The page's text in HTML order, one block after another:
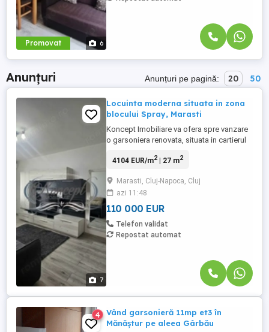
Promovat 6
Anunțuri Anunțuri pe pagină: 20 50
7
Locuinta moderna situata in zona
blocului Spray, Marasti
Koncept Imobiliare va ofera spre vanzare
o garsoniera renovata, situata in cartierul
cele mai accesibile si bine conectate zone
etaj al unui imobil cu 4 niveluri, reabilitat
termic, beneficiind de orientare vestica, ...
4104 EUR/m2| 27 m2
Marasti, Cluj-Napoca, Cluj
azi 11:48
110 000 EUR
Telefon validat
Repostat automat
4
Vând garsonieră 11mp et3 în
Mănăștur pe aleea Gârbău